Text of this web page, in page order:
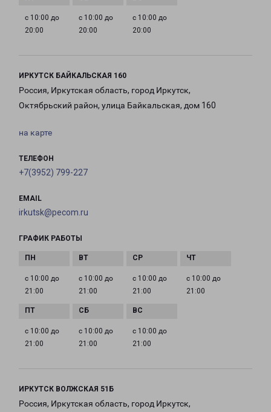
с 10:00 до
20:00
с 10:00 до
20:00
с 10:00 до
20:00
ИРКУТСК БАЙКАЛЬСКАЯ 160
Россия, Иркутская область, город Иркутск,
Октябрьский район, улица Байкальская, дом 160
на карте
ТЕЛЕФОН
+7(3952) 799-227
EMAIL
irkutsk@pecom.ru
ГРАФИК РАБОТЫ
с 10:00 до
21:00
с 10:00 до
21:00
с 10:00 до
21:00
с 10:00 до
21:00
с 10:00 до
21:00
с 10:00 до
21:00
с 10:00 до
21:00
ИРКУТСК ВОЛЖСКАЯ 51Б
Россия, Иркутская область, город Иркутск,